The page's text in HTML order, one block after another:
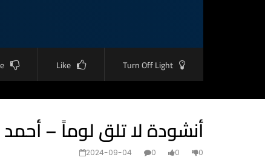
Turn Off Light
Like
أنشودة لا تلق لوماً – أحمد
2024-09-04 0 0 0